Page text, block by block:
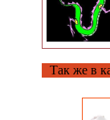
Так же в